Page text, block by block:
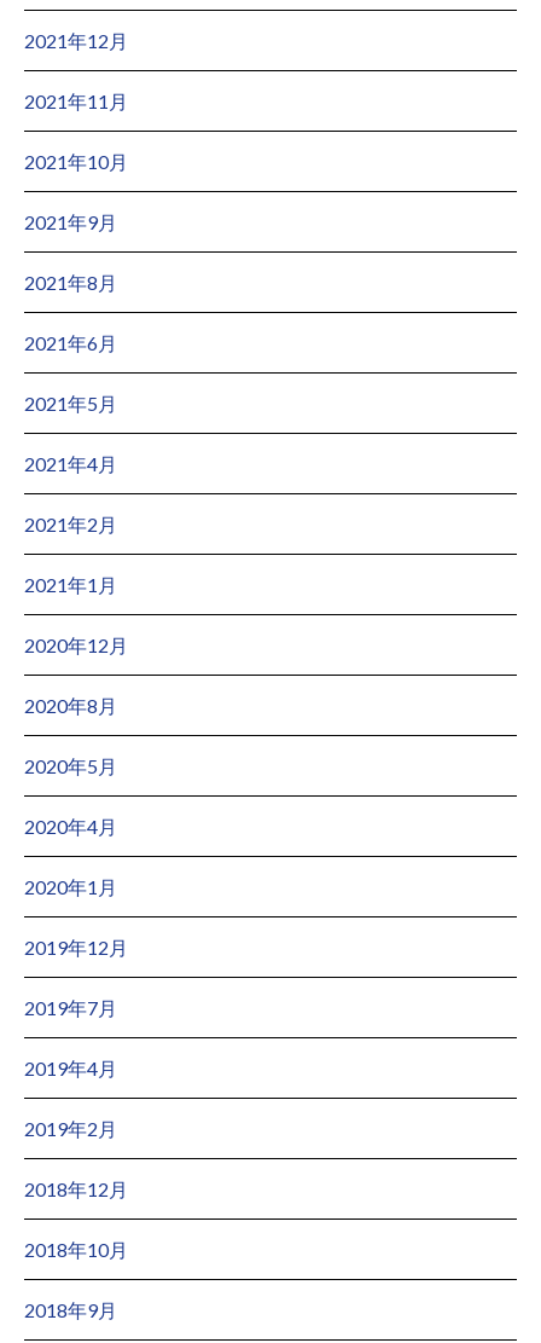
2021年12月
2021年11月
2021年10月
2021年9月
2021年8月
2021年6月
2021年5月
2021年4月
2021年2月
2021年1月
2020年12月
2020年8月
2020年5月
2020年4月
2020年1月
2019年12月
2019年7月
2019年4月
2019年2月
2018年12月
2018年10月
2018年9月